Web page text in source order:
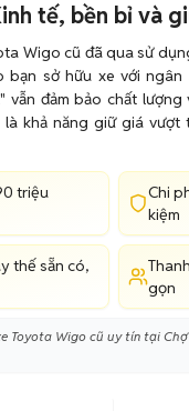
tế, bền bỉ và
Wigo cũ đã qua sử
bạn sở hữu xe với ngân
vẫn đảm bảo chất
khả năng giữ giá
triệu
Chi
kiệm
thế sẵn có,
gọn
Toyota Wigo cũ uy tín tại